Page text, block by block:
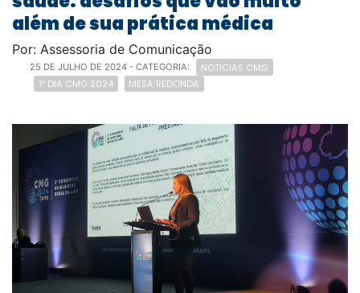
além de sua prática médica
Por: Assessoria de Comunicação
25 DE JULHO DE 2024 - CATEGORIA:
NOTICIAS CMG
1º DIA CMG 2024
MESA REDONDA